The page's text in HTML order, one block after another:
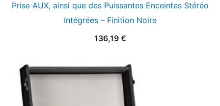
Prise AUX, ainsi que des Puissantes Enceintes Stéréo
Intégrées – Finition Noire
136,19 €